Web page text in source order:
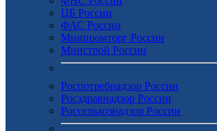
ЦБ России
ФАС России
Минпромторг России
Минстрой России
Роспотребнадзор России
Росздравнадзор России
Россельхознадзор России